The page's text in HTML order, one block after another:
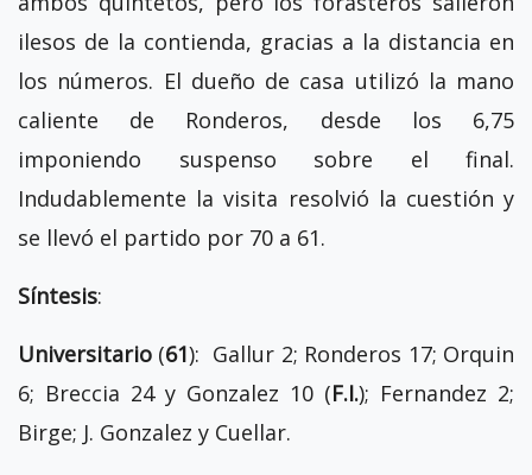
ilesos de la contienda, gracias a la distancia en
los números. El dueño de casa utilizó la mano
caliente de Ronderos, desde los 6,75
imponiendo suspenso sobre el final.
Indudablemente la visita resolvió la cuestión y
se llevó el partido por 70 a 61.
Síntesis:
Universitario (61): Gallur 2; Ronderos 17; Orquin
6; Breccia 24 y Gonzalez 10 (F.I.); Fernandez 2;
Birge; J. Gonzalez y Cuellar.